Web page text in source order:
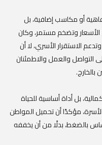
أو مكاسب إضافية، بل
وتضخم مستمر، وكان
الاستقرار الأسري، لا أن
التواصل والعمل والاطمئنان
بالخارج.
بل أداة أساسية للحياة
مؤكدًا أن تحميل المواطن
بالضغط، بدلًا من أن يخففه